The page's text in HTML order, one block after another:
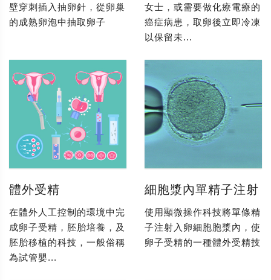
壁穿刺插入抽卵針，從卵巢
的成熟卵泡中抽取卵子
女士，或需要做化療電療的
癌症病患，取卵後立即冷凍
以保留未...
體外受精
在體外人工控制的環境中完
成卵子受精，胚胎培養，及
胚胎移植的科技，一般俗稱
為試管嬰...
細胞漿內單精子注射
使用顯微操作科技將單條精
子注射入卵細胞胞漿內，使
卵子受精的一種體外受精技